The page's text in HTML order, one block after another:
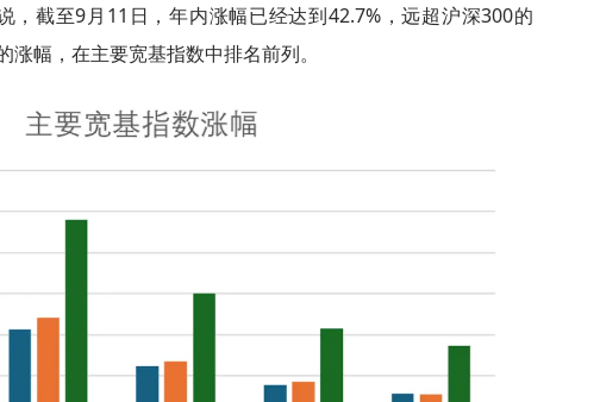
，截至9月11日，年内涨幅已经达到42.7%，远超沪深300的
涨幅，在主要宽基指数中排名前列。